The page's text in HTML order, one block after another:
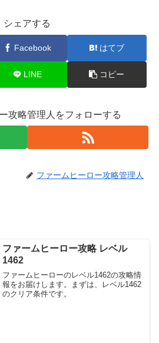
シェアする
Facebook はてブ
LINE コピー
攻略管理人をフォローする
ファームヒーロー攻略管理人
ファームヒーロー攻略 レベル
1462
ファームヒーローのレベル1462の攻略情
報をお届けします。まずは、レベル1462
のクリア条件です。